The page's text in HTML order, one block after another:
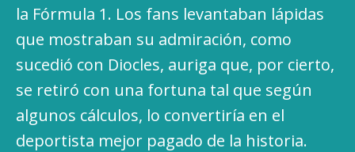
la Fórmula 1. Los fans levantaban lápidas
que mostraban su admiración, como
sucedió con Diocles, auriga que, por cierto,
se retiró con una fortuna tal que según
algunos cálculos, lo convertiría en el
deportista mejor pagado de la historia.